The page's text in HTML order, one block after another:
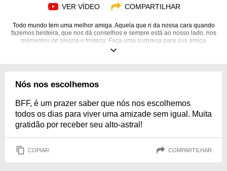
VER VÍDEO COMPARTILHAR
Todo mundo tem uma melhor amiga. Aquela que ri da nossa cara quando
fazemos besteira, que nos dá conselhos e sempre está ao nosso lado, nos
momentos de alegria e tristeza. Faça uma surpresa para sua amiga
especial com lindas frases.
Nós nos escolhemos
BFF, é um prazer saber que nós nos escolhemos
todos os dias para viver uma amizade sem igual. Muita
gratidão por receber seu alto-astral!
COPIAR COMPARTILHAR